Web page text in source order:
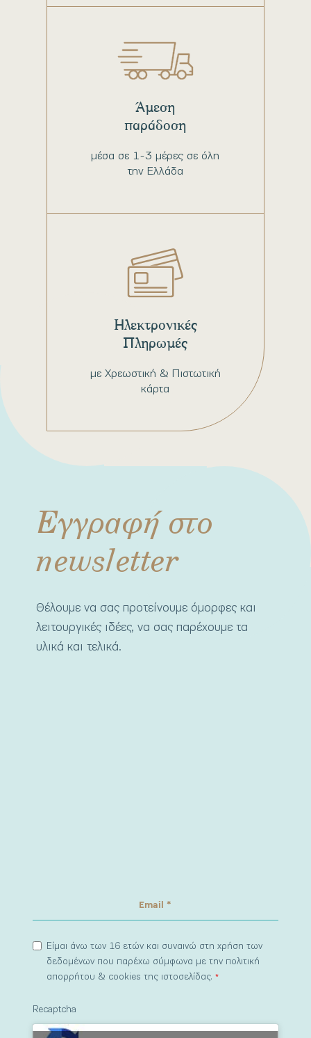
μέσα σε 1-3 μέρες σε όλη
την Ελλάδα
Άμεση
παράδοση
με Χρεωστική & Πιστωτική
κάρτα
Ηλεκτρονικές
Πληρωμές
Εγγραφή στο
newsletter
Θέλουμε να σας προτείνουμε όμορφες και
λειτουργικές ιδέες, να σας παρέχουμε τα
υλικά και τελικά.
Είμαι άνω των 16 ετών και συναινώ στη χρήση των
δεδομένων που παρέχω σύμφωνα με την πολιτική
απορρήτου & cookies της ιστοσελίδας.*
Recaptcha